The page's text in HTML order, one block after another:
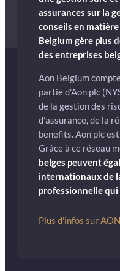
assurances sur la
conseils en
Belgium gère plus
des entreprises
Aon Belgium
partie d’Aon plc
de la gestion des
d’assurance, de la
benefits. Aon plc
Grâce à ce réseau
belges peuvent
internationaux de
professionnelle qui
Plus d'infos sur AON